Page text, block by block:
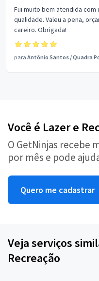
Fui muito bem atendida com
qualidade. Valeu a pena,
careiro. Obrigada!
para Antônio Santos /Quadra
Você é Lazer e
O GetNinjas recebe
por mês e pode
Quero me cadastrar
Veja serviços
Recreação